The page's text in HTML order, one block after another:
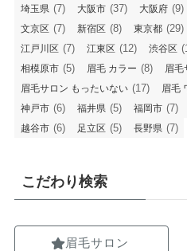
埼玉県 (7) 大阪市 (37) 大阪府 (9)
文京区 (7) 新宿区 (8) 東京都 (29)
江戸川区 (7) 江東区 (12) 渋谷区
相模原市 (5) 眉毛 カラー (8) 眉
眉毛サロン もったいない (17) 眉毛
神戸市 (6) 福井県 (5) 福岡市 (7)
越谷市 (6) 足立区 (5) 長野県 (7)
こだわり検索
眉毛サロン